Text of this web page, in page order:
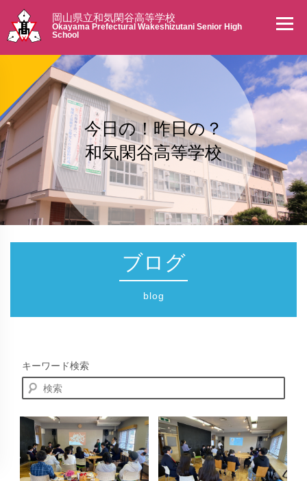
岡山県立和気閑谷高等学校
Okayama Prefectural Wakeshizutani Senior High
School
今日の！昨日の？
和気閑谷高等学校
ブログ
blog
キーワード検索